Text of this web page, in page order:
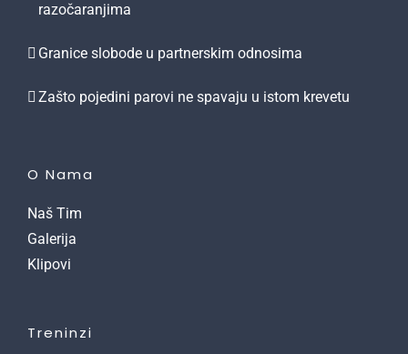
razočaranjima
Granice slobode u partnerskim odnosima
Zašto pojedini parovi ne spavaju u istom krevetu
O Nama
Naš Tim
Galerija
Klipovi
Treninzi